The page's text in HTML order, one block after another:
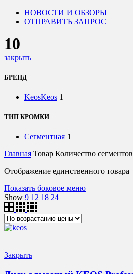
НОВОСТИ И ОБЗОРЫ
ОТПРАВИТЬ ЗАПРОС
10
закрыть
БРЕНД
KeosKeos 1
ТИП КРОМКИ
Сегментная 1
Главная Товар Количество сегментов
Отображение единственного товара
Показать боковое меню
Show 9 12 18 24
Закрыть